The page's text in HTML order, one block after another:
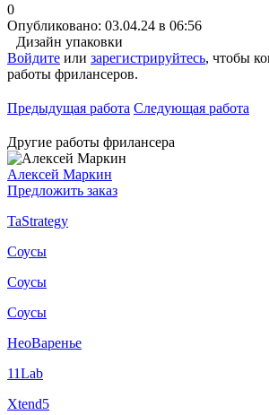
0
Опубликовано: 03.04.24 в 06:56
Дизайн упаковки
Войдите или зарегистрируйтесь, чтобы
работы фрилансеров.
Предыдущая работа Следующая работа
Другие работы фрилансера
Алексей Маркин
Предложить заказ
TaStrategy
Соусы
Соусы
Соусы
НеоВаренье
11Lab
Xtend5